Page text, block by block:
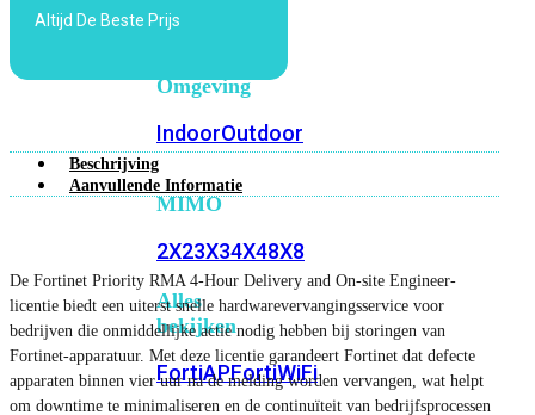
Wi-
Omgeving
IndoorOutdoor
MIMO
2X23X34X48X8
Alles
bekijken
FortiAPFortiWiFi
Altijd De Beste Prijs
Beschrijving
Aanvullende Informatie
De Fortinet Priority RMA 4-Hour Delivery and On-site Engineer-
licentie biedt een uiterst snelle hardwarevervangingsservice voor
bedrijven die onmiddellijke actie nodig hebben bij storingen van
Fortinet-apparatuur. Met deze licentie garandeert Fortinet dat defecte
apparaten binnen vier uur na de melding worden vervangen, wat helpt
om downtime te minimaliseren en de continuïteit van bedrijfsprocessen